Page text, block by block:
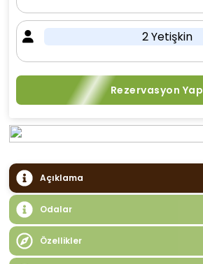
2 Yetişkin
Rezervasyon Yap
Açıklama
Odalar
Özellikler